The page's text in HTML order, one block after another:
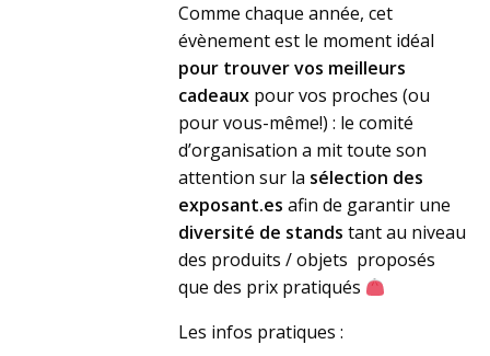
Comme chaque année, cet
évènement est le moment idéal
pour trouver vos meilleurs
cadeaux pour vos proches (ou
pour vous-même!) : le comité
d’organisation a mit toute son
attention sur la sélection des
exposant.es afin de garantir une
diversité de stands tant au niveau
des produits / objets proposés
que des prix pratiqués
Les infos pratiques :